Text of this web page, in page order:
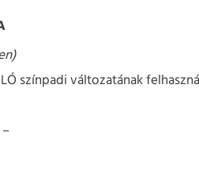
színpadi változatának